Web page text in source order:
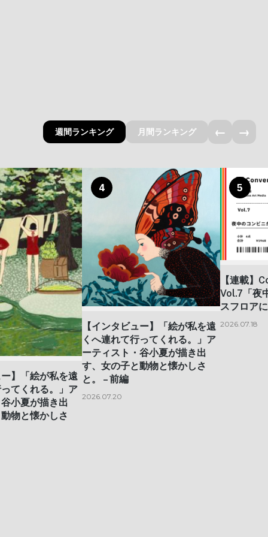
週間ランキング 月間ランキング ← →
】「絵が私を遠
てくれる。」ア
小夏が描き出
物と懐かしさ
4
【インタビュー】「絵が私を遠
くへ連れて行ってくれる。」ア
ーティスト・谷小夏が描き出
す、女の子と動物と懐かしさ
と。 – 前編
2026.07.20
5
【連載】
Vol.7「夜
スフロア
2026.07.18